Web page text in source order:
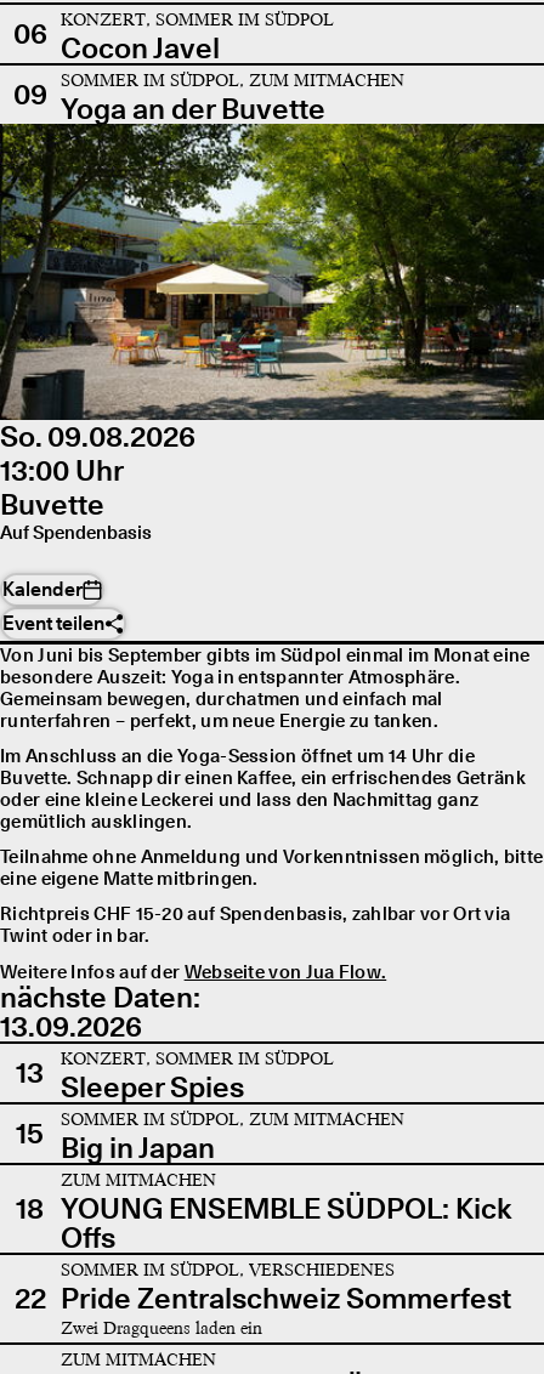
06 KONZERT, SOMMER IM SÜDPOL
Cocon Javel
09
SOMMER IM SÜDPOL, ZUM MITMACHEN
Yoga an der Buvette
So. 09.08.2026
13:00 Uhr
Buvette
Auf Spendenbasis
Kalender
Event teilen
Von Juni bis September gibts im Südpol einmal im Monat eine
besondere Auszeit: Yoga in entspannter Atmosphäre.
Gemeinsam bewegen, durchatmen und einfach mal
runterfahren – perfekt, um neue Energie zu tanken.
Im Anschluss an die Yoga-Session öffnet um 14 Uhr die
Buvette. Schnapp dir einen Kaffee, ein erfrischendes Getränk
oder eine kleine Leckerei und lass den Nachmittag ganz
gemütlich ausklingen.
Teilnahme ohne Anmeldung und Vorkenntnissen möglich, bitte
eine eigene Matte mitbringen.
Richtpreis CHF 15-20 auf Spendenbasis, zahlbar vor Ort via
Twint oder in bar.
Weitere Infos auf der Webseite von Jua Flow.
nächste Daten:
13.09.2026
13
KONZERT, SOMMER IM SÜDPOL
Sleeper Spies
15
SOMMER IM SÜDPOL, ZUM MITMACHEN
Big in Japan
18
ZUM MITMACHEN
YOUNG ENSEMBLE SÜDPOL: Kick
Offs
22
SOMMER IM SÜDPOL, VERSCHIEDENES
Pride Zentralschweiz Sommerfest
Zwei Dragqueens laden ein
ZUM MITMACHEN